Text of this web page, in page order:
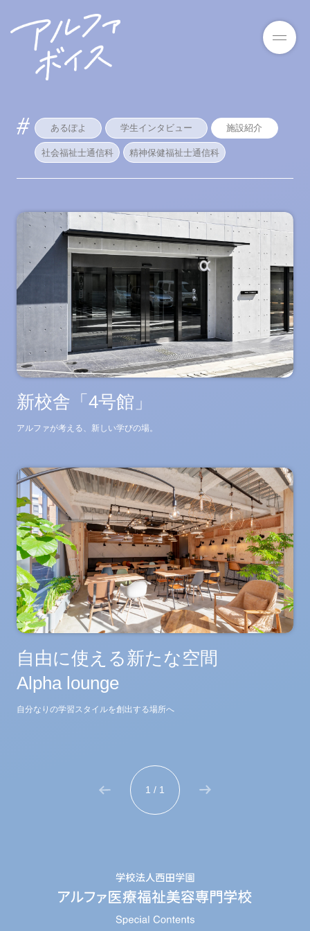
あるぽよ 学生インタビュー 施設紹介
社会福祉士通信科 精神保健福祉士通信科
新校舎「4号館」
アルファが考える、新しい学びの場。
自由に使える新たな空間
Alpha lounge
自分なりの学習スタイルを創出する場所へ
1 / 1